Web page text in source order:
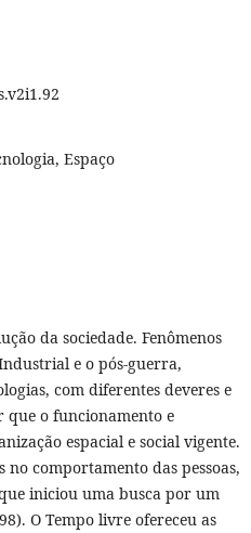
Espaço
da sociedade. Fenômenos
e o pós-guerra,
com diferentes deveres e
que o funcionamento e
espacial e social vigente.
no comportamento das pessoas,
iniciou uma busca por um
O Tempo livre ofereceu as